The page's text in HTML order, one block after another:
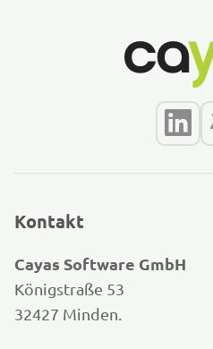
Kontakt
Cayas Software GmbH
Königstraße 53
32427 Minden.